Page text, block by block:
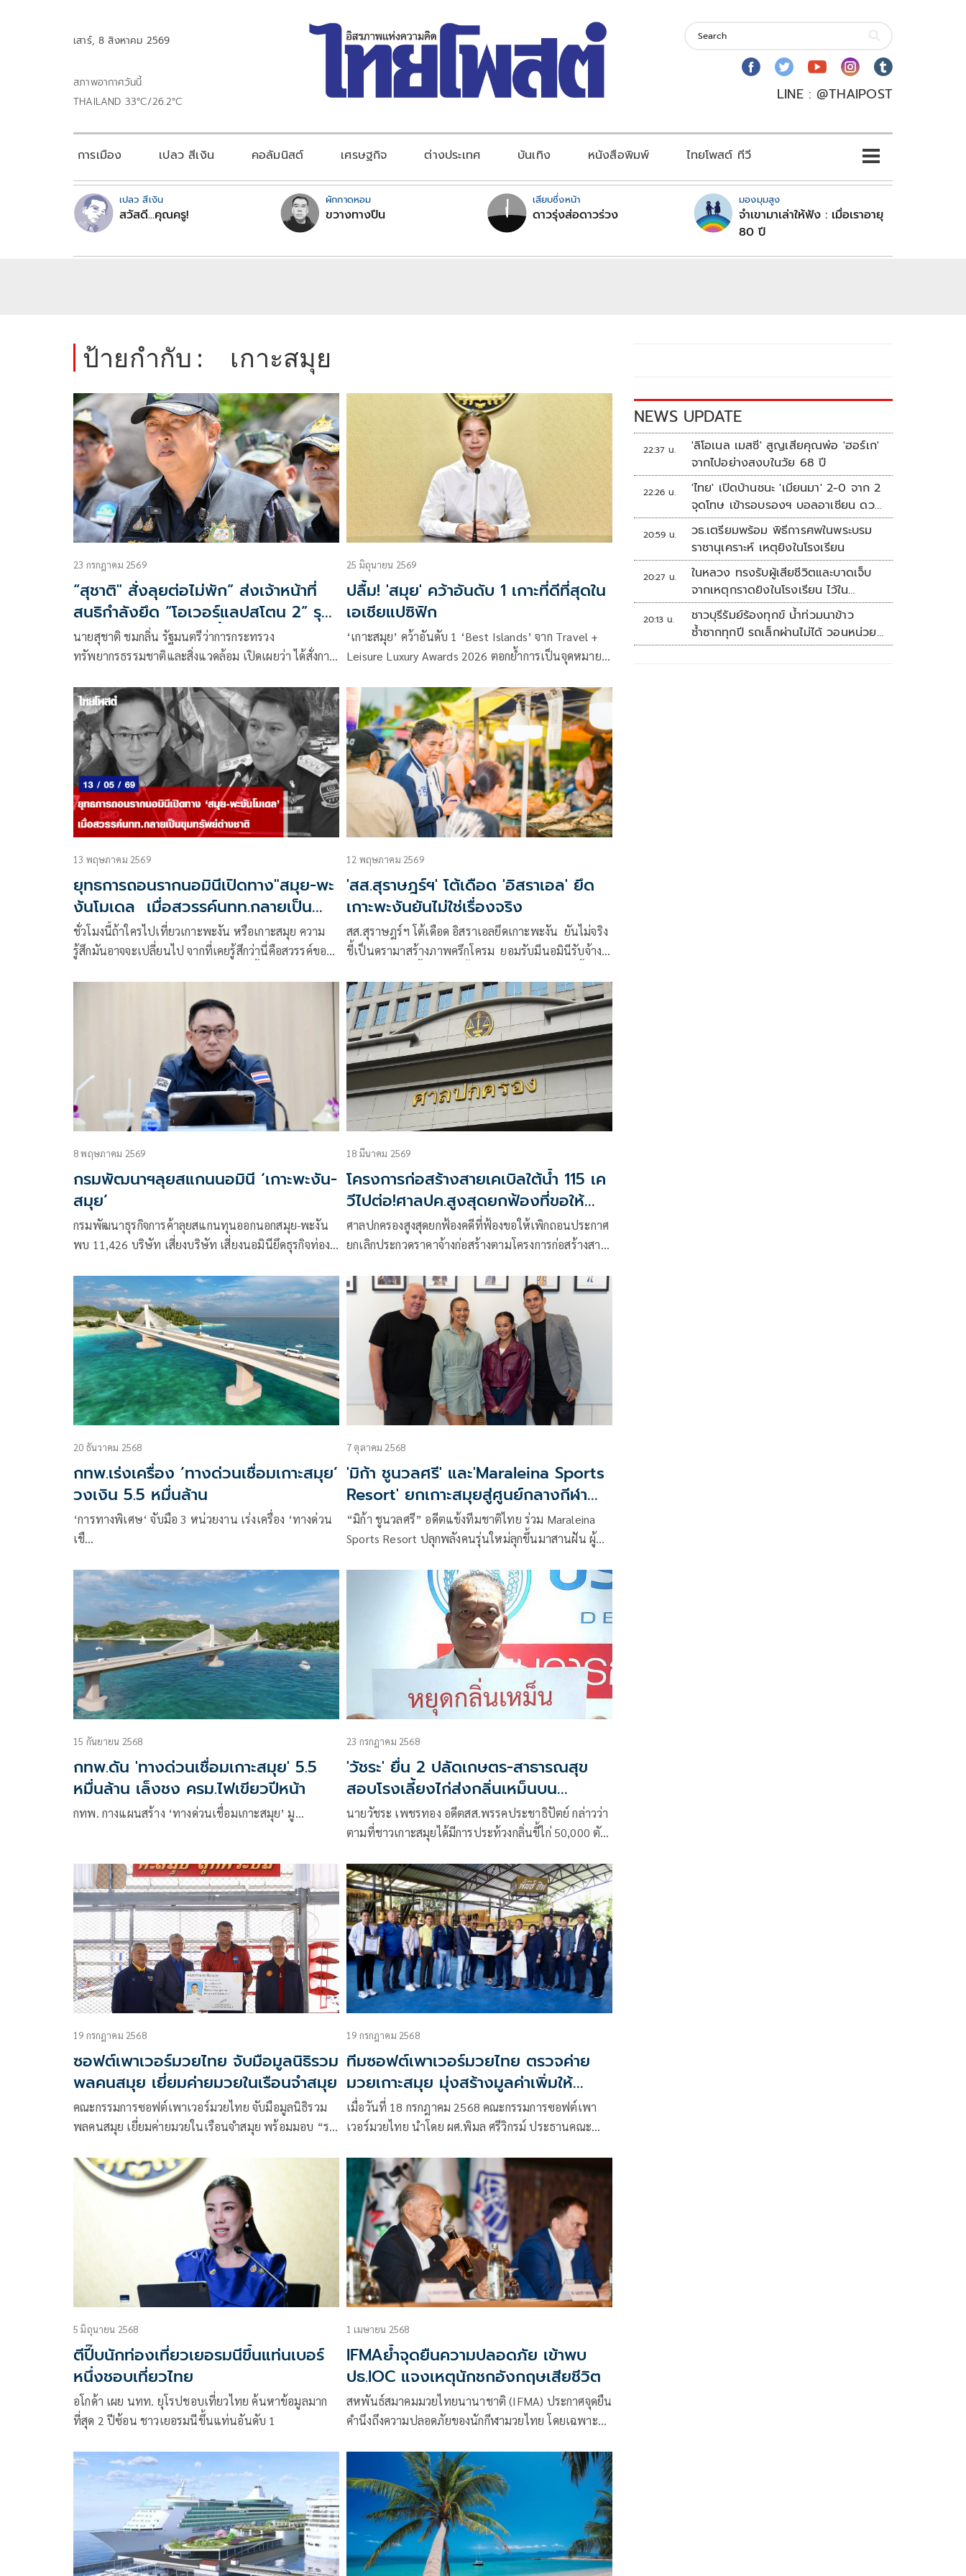
เสาร์, 8 สิงหาคม 2569
สภาพอากาศวันนี้
THAILAND 33°C/26.2°C
LINE : @THAIPOST
การเมือง เปลว สีเงิน คอลัมนิสต์ เศรษฐกิจ ต่างประเทศ บันเทิง หนังสือพิมพ์ ไทยโพสต์ ทีวี
เปลว สีเงิน
สวัสดี...คุณครู!
ผักกาดหอม
ขวางทางปืน
เสียบซึ่งหน้า
ดาวรุ่งส่อดาวร่วง
มองมุมสูง
จำเขามาเล่าให้ฟัง : เมื่อเราอายุ
80 ปี
ป้ายกำกับ : เกาะสมุย
23 กรกฎาคม 2569
“สุชาติ" สั่งลุยต่อไม่พัก” ส่งเจ้าหน้าที่
สนธิกำลังยึด “โอเวอร์แลปสโตน 2” รุก
ป่าเกาะสมุยกว่า 4 ไร่ ย้ำชัดบังคับใช้
กฎหมายไม่ปล่อยผ่านพวกแสวง
นายสุชาติ ชมกลิ่น รัฐมนตรีว่าการกระทรวง
ทรัพยากรธรรมชาติและสิ่งแวดล้อม เปิดเผยว่า ได้สั่งการ
25 มิถุนายน 2569
ปลื้ม! 'สมุย' คว้าอันดับ 1 เกาะที่ดีที่สุดใน
เอเชียแปซิฟิก
‘เกาะสมุย’ คว้าอันดับ 1 ‘Best Islands’ จาก Travel +
Leisure Luxury Awards 2026 ตอกย้ำการเป็นจุดหมาย
13 พฤษภาคม 2569
ยุทธการถอนรากนอมินีเปิดทาง"สมุย-พะ
งันโมเดล เมื่อสวรรค์นทท.กลายเป็น
ขุมทรัพย์ต่างชาติ
​ชั่วโมงนี้ถ้าใครไปเที่ยวเกาะพะงัน หรือเกาะสมุย ความ
รู้สึกมันอาจจะเปลี่ยนไป จากที่เคยรู้สึกว่านี่คือสวรรค์ของ
12 พฤษภาคม 2569
'สส.สุราษฎร์ฯ' โต้เดือด 'อิสราเอล' ยึด
เกาะพะงันยันไม่ใช่เรื่องจริง
สส.สุราษฎร์ฯ โต้เดือด อิสราเอลยึดเกาะพะงัน ยันไม่จริง
ชี้เป็นดรามาสร้างภาพครึกโครม ยอมรับมีนอมินีรับจ้าง
เพราะกลับบ้านไม่ได้ จากเหตุสงครามกับอิหร่าน
8 พฤษภาคม 2569
กรมพัฒนาฯลุยสแกนนอมินี ‘เกาะพะงัน-
สมุย’
กรมพัฒนาธุรกิจการค้าลุยสแกนทุนออกนอกสมุย-พะงัน
พบ 11,426 บริษัท เสี่ยงบริษัท เสี่ยงนอมินียึดธุรกิจท่อง
มากสุด ยันเดินหน้าปราบต่อเนื่อง พร้อมขอความร่วมมือ
23 หน่วยงานพันธมิตรที่เพิ่งเซ็น MOU กันไป ให้ช่วยใช้
กฎหมายที่มีอยู่ร่วมจัดการ เล็งตรวจสอบจังหวัดอื่น ๆ ต่อ
เนื่อง
18 มีนาคม 2569
โครงการก่อสร้างสายเคเบิลใต้น้ำ 115 เค
วีไปต่อ!ศาลปค.สูงสุดยกฟ้องที่ขอให้
ยกเลิกประกวดราคา
ศาลปกครองสูงสุดยกฟ้องคดีที่ฟ้องขอให้เพิกถอนประกาศ
ยกเลิกประกวดราคาจ้างก่อสร้างตามโครงการก่อสร้างสาย
จ่ายไฟไปยังเกาะสมุย
20 ธันวาคม 2568
กทพ.เร่งเครื่อง ’ทางด่วนเชื่อมเกาะสมุย’
วงเงิน 5.5 หมื่นล้าน
‘การทางพิเศษ‘ จับมือ 3 หน่วยงาน เร่งเครื่อง ‘ทางด่วน
เชื…
7 ตุลาคม 2568
'มิก้า ชูนวลศรี' และ'Maraleina Sports
Resort' ยกเกาะสมุยสู่ศูนย์กลางกีฬา
แห่งเอเชีย
“มิก้า ชูนวลศรี” อดีตแข้งทีมชาติไทย ร่วม Maraleina
Sports Resort ปลุกพลังคนรุ่นใหม่ลุกขึ้นมาสานฝัน ผู้นำ
Spa” ปลุกพลังสมุยสู่ฮับระดับโลกแห่งสุขภาพ ความยั่งยืน
15 กันยายน 2568
กทพ.ดัน 'ทางด่วนเชื่อมเกาะสมุย' 5.5
หมื่นล้าน เล็งชง ครม.ไฟเขียวปีหน้า
กทพ. กางแผนสร้าง ‘ทางด่วนเชื่อมเกาะสมุย’ มู…
23 กรกฎาคม 2568
'วัชระ' ยื่น 2 ปลัดเกษตร-สาธารณสุข
สอบโรงเลี้ยงไก่ส่งกลิ่นเหม็นบน
เกาะสมุย
นายวัชระ เพชรทอง อดีตสส.พรรคประชาธิปัตย์ กล่าวว่า
ตามที่ชาวเกาะสมุยได้มีการประท้วงกลิ่นขี้ไก่ 50,000 ตัว
ส่งหนังสือถึงนายประยูร อินสกุล ปลัดกระทรวงเกษตร
และสหกรณ์ เรื่องขอให้สั่งการให้กรมปศุสัตว์ตรวจสอบข้อ
เท็จจริงตามข้อร้องเรียนของชาวอ.เกาะสมุยว่า โรงเลี้ยง
ไก่ไข่ 50,000 ตัว สร้างถูกสุขลักษณะก่
19 กรกฎาคม 2568
ซอฟต์เพาเวอร์มวยไทย จับมือมูลนิธิรวม
พลคนสมุย เยี่ยมค่ายมวยในเรือนจำสมุย
คณะกรรมการซอฟต์เพาเวอร์มวยไทย จับมือมูลนิธิรวม
พลคนสมุย เยี่ยมค่ายมวยในเรือนจำสมุย พร้อมมอบ “รถ
19 กรกฎาคม 2568
ทีมซอฟต์เพาเวอร์มวยไทย ตรวจค่าย
มวยเกาะสมุย มุ่งสร้างมูลค่าเพิ่มให้
มวยไทย
เมื่อวันที่ 18 กรกฎาคม 2568 คณะกรรมการซอฟต์เพา
เวอร์มวยไทย นำโดย ผศ.พิมล ศรีวิกรม์ ประธานคณะ
ศาสตร์ซอฟต์เพาเวอร์แห่งชาติ พร้อมด้วย นายสมชาย
พูลสวัสดิ์ อนุกรรมการขับเคลื่อนอุตสาหกรรมด้านกีฬา
และประธานมูลนิธิรวมพลคนสมุย, นายชลิตรัตน์ จัน
ทรุเบกษา, นางโปรดปราน สมานมิตร รองผู้ว่าการการ
กีฬาแห่งประเทศไทย ฝ่ายกีฬาอาชีพและกีฬามวย, นาย
ณัฐพล อันตรเสน ผู้อำนวยการสำนักงานคณะกรรมการ
กีฬามวย และนายไพฑูร ชุติมากรกุล นายกสมาคมนักข่าว
ช่างภาพกีฬาแห่งประเทศไทย พร้อมคณะสื่อมวลชน
มวยไทยเป็นซอฟต์เพาเวอร์ของรัฐบาล
5 มิถุนายน 2568
ตีปี๊บนักท่องเที่ยวเยอรมนีขึ้นแท่นเบอร์
หนึ่งชอบเที่ยวไทย
อโกด้า เผย นทท. ยุโรปชอบเที่ยวไทย ค้นหาข้อมูลมาก
ที่สุด 2 ปีซ้อน ชาวเยอรมนีขึ้นแท่นอันดับ 1
1 เมษายน 2568
IFMAย้ำจุดยืนความปลอดภัย เข้าพบ
ปธ.IOC แจงเหตุนักชกอังกฤษเสียชีวิต
สหพันธ์สมาคมมวยไทยนานาชาติ (IFMA) ประกาศจุดยืน
คำนึงถึงความปลอดภัยของนักกีฬามวยไทย โดยเฉพาะ
ความสูญเสีย โจเซฟ อิไท ริโนโมต้า นักมวยชาวอังกฤษ
วอนหน่วยงานที่เกี่ยวข้องคำนึงถึงความปลอดภัยของ
นักกีฬาเป็นสำคัญ หลังจากนี้เตรียมเข้าชี้แจงต่อ เคิร์สตี้
โคเวนทรี ประธานคณะกรรมโอลิมปิกสากล (ไอโอซี) เพื่อ
ปกป้องไม่ให้มวยไทยโอลิมปิกถูกทำลาย
NEWS UPDATE
22:37 น.
'ลิโอเนล เมสซี' สูญเสียคุณพ่อ 'ฮอร์เก'
จากไปอย่างสงบในวัย 68 ปี
22:26 น.
'ไทย' เปิดบ้านชนะ 'เมียนมา' 2-0 จาก 2
จุดโทษ เข้ารอบรองฯ บอลอาเซียน ดวล
'สิงคโปร์'
20:59 น.
วธ.เตรียมพร้อม พิธีการศพในพระบรม
ราชานุเคราะห์ เหตุยิงในโรงเรียน
20:27 น.
ในหลวง ทรงรับผู้เสียชีวิตและบาดเจ็บ
จากเหตุกราดยิงในโรงเรียน ไว้ใน
พระบรมราชานุเคราะห์
20:13 น.
ชาวบุรีรัมย์ร้องทุกข์ น้ำท่วมนาข้าว
ซ้ำซากทุกปี รถเล็กผ่านไม่ได้ วอนหน่วย
งานเร่งแก้ไข